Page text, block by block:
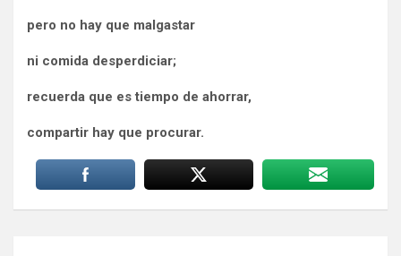
pero no hay que malgastar
ni comida desperdiciar;
recuerda que es tiempo de ahorrar,
compartir hay que procurar.